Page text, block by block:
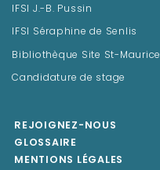
IFSI J.-B. Pussin
IFSI Séraphine de Senlis
Bibliothèque Site St-Maurice
Candidature de stage
REJOIGNEZ-NOUS
GLOSSAIRE
MENTIONS LÉGALES